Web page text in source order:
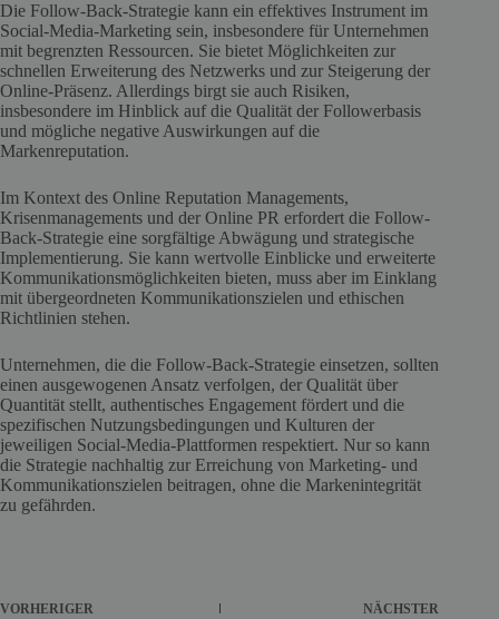
Die Follow-Back-Strategie kann ein effektives Instrument im
Social-Media-Marketing sein, insbesondere für Unternehmen
mit begrenzten Ressourcen. Sie bietet Möglichkeiten zur
schnellen Erweiterung des Netzwerks und zur Steigerung der
Online-Präsenz. Allerdings birgt sie auch Risiken,
insbesondere im Hinblick auf die Qualität der Followerbasis
und mögliche negative Auswirkungen auf die
Markenreputation.
Im Kontext des Online Reputation Managements,
Krisenmanagements und der Online PR erfordert die Follow-
Back-Strategie eine sorgfältige Abwägung und strategische
Implementierung. Sie kann wertvolle Einblicke und erweiterte
Kommunikationsmöglichkeiten bieten, muss aber im Einklang
mit übergeordneten Kommunikationszielen und ethischen
Richtlinien stehen.
Unternehmen, die die Follow-Back-Strategie einsetzen, sollten
einen ausgewogenen Ansatz verfolgen, der Qualität über
Quantität stellt, authentisches Engagement fördert und die
spezifischen Nutzungsbedingungen und Kulturen der
jeweiligen Social-Media-Plattformen respektiert. Nur so kann
die Strategie nachhaltig zur Erreichung von Marketing- und
Kommunikationszielen beitragen, ohne die Markenintegrität
zu gefährden.
VORHERIGER NÄCHSTER